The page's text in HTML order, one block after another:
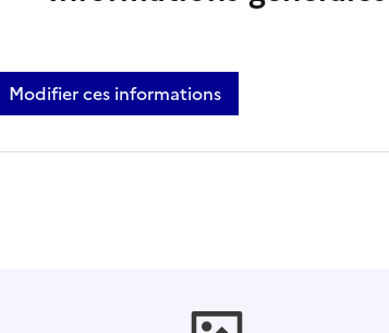
Modifier ces informations